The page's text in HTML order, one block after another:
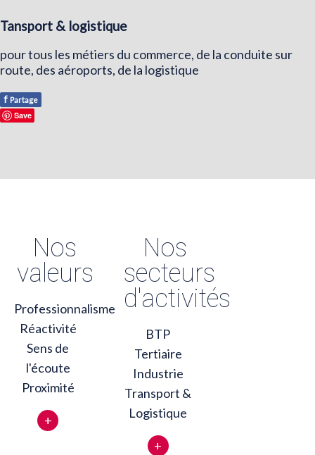
Tansport & logistique
pour tous les métiers du commerce, de la conduite sur
route, des aéroports, de la logistique
f Partage
Save
Nos
valeurs
Professionnalisme
Réactivité
Sens de
l'écoute
Proximité
+
Nos
secteurs
d'activités
BTP
Tertiaire
Industrie
Transport &
Logistique
+